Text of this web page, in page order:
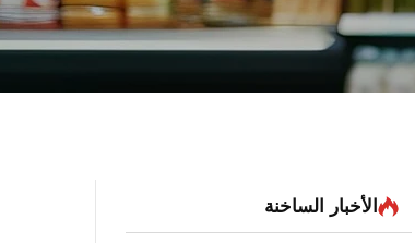
الأخبار الساخنة